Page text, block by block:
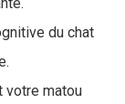
du chat
votre matou